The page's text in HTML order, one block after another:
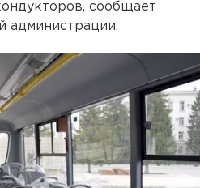
сообщает
администрации.